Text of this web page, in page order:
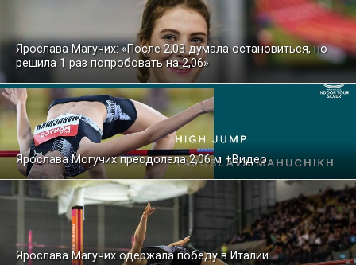
Ярослава Магучих: «После 2,03 думала остановиться, но
решила 1 раз попробовать на 2,06»
Ярослава Могучих преодолела 2,06 м +Видео
Ярослава Магучих одержала победу в Италии